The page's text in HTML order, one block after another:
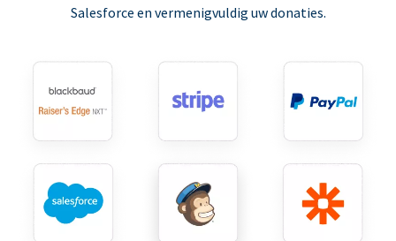
Salesforce en vermenigvuldig uw donaties.